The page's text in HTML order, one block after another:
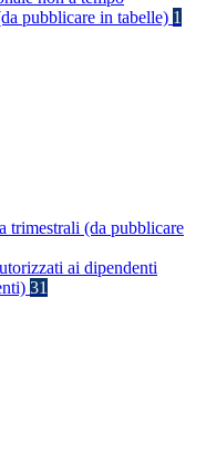
pubblicare in tabelle) 1
trimestrali (da pubblicare
ai dipendenti
31